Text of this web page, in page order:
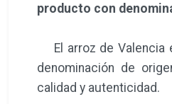
producto con
El arroz de Valencia
denominación de
calidad y autenticidad.